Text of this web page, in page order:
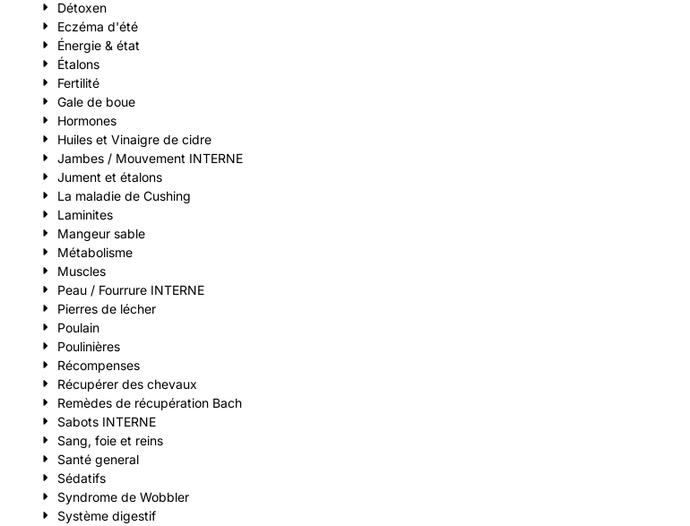
Détoxen
Eczéma d'été
Énergie & état
Étalons
Fertilité
Gale de boue
Hormones
Huiles et Vinaigre de cidre
Jambes / Mouvement INTERNE
Jument et étalons
La maladie de Cushing
Laminites
Mangeur sable
Métabolisme
Muscles
Peau / Fourrure INTERNE
Pierres de lécher
Poulain
Poulinières
Récompenses
Récupérer des chevaux
Remèdes de récupération Bach
Sabots INTERNE
Sang, foie et reins
Santé general
Sédatifs
Syndrome de Wobbler
Système digestif